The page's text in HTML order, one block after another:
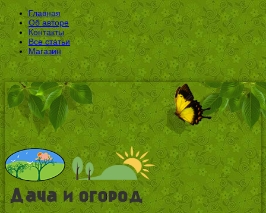
Главная
Об авторе
Контакты
Все статьи
Магазин